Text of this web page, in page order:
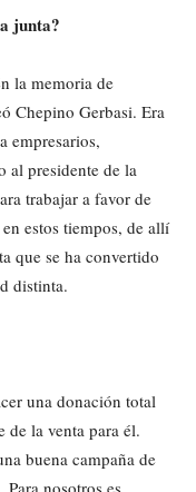
junta?
la memoria de
Chepino Gerbasi. Era
empresarios,
al presidente de la
trabajar a favor de
estos tiempos, de allí
que se ha convertido
distinta.
una donación total
de la venta para él.
buena campaña de